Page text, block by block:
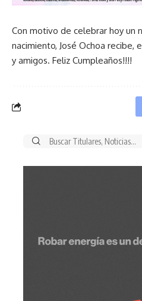
Con motivo de celebrar hoy un
nacimiento, José Ochoa recibe,
y amigos. Feliz Cumpleaños!!!!
Buscar